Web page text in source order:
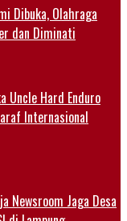
Dibuka, Olahraga
dan Diminati
Uncle Hard Enduro
Internasional
Newsroom Jaga Desa